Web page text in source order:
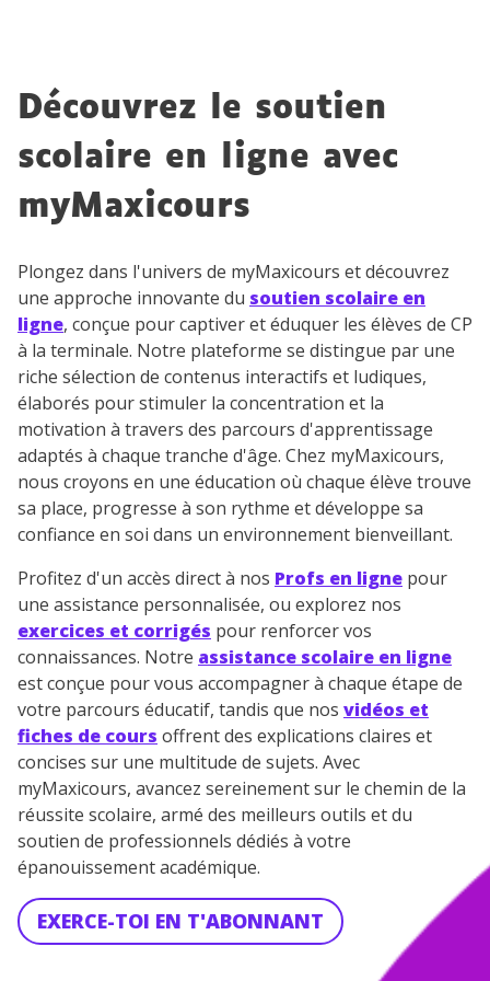
Découvrez le soutien
scolaire en ligne avec
myMaxicours
Plongez dans l'univers de myMaxicours et découvrez
une approche innovante du soutien scolaire en
ligne, conçue pour captiver et éduquer les élèves de CP
à la terminale. Notre plateforme se distingue par une
riche sélection de contenus interactifs et ludiques,
élaborés pour stimuler la concentration et la
motivation à travers des parcours d'apprentissage
adaptés à chaque tranche d'âge. Chez myMaxicours,
nous croyons en une éducation où chaque élève trouve
sa place, progresse à son rythme et développe sa
confiance en soi dans un environnement bienveillant.
Profitez d'un accès direct à nos Profs en ligne pour
une assistance personnalisée, ou explorez nos
exercices et corrigés pour renforcer vos
connaissances. Notre assistance scolaire en ligne
est conçue pour vous accompagner à chaque étape de
votre parcours éducatif, tandis que nos vidéos et
fiches de cours offrent des explications claires et
concises sur une multitude de sujets. Avec
myMaxicours, avancez sereinement sur le chemin de la
réussite scolaire, armé des meilleurs outils et du
soutien de professionnels dédiés à votre
épanouissement académique.
EXERCE-TOI EN T'ABONNANT
savoir plus sur la gestion de vos données personnelles et
pour exercer vos droits, vous pouvez consulternotre
J’accepte de recevoir les actualités et des
communications de la part de
Votre adresse e-mail sera exclusivement utilisée pour
vous envoyer notre newsletter. Vous pourrez vous
désinscrire à tout moment, à travers le lien de
désinscription présent dans chaque newsletter. Pour
en savoir plus sur la gestion de vos données
personnelles et pour exercer vos droits, vous pouvez
consulter notre charte.